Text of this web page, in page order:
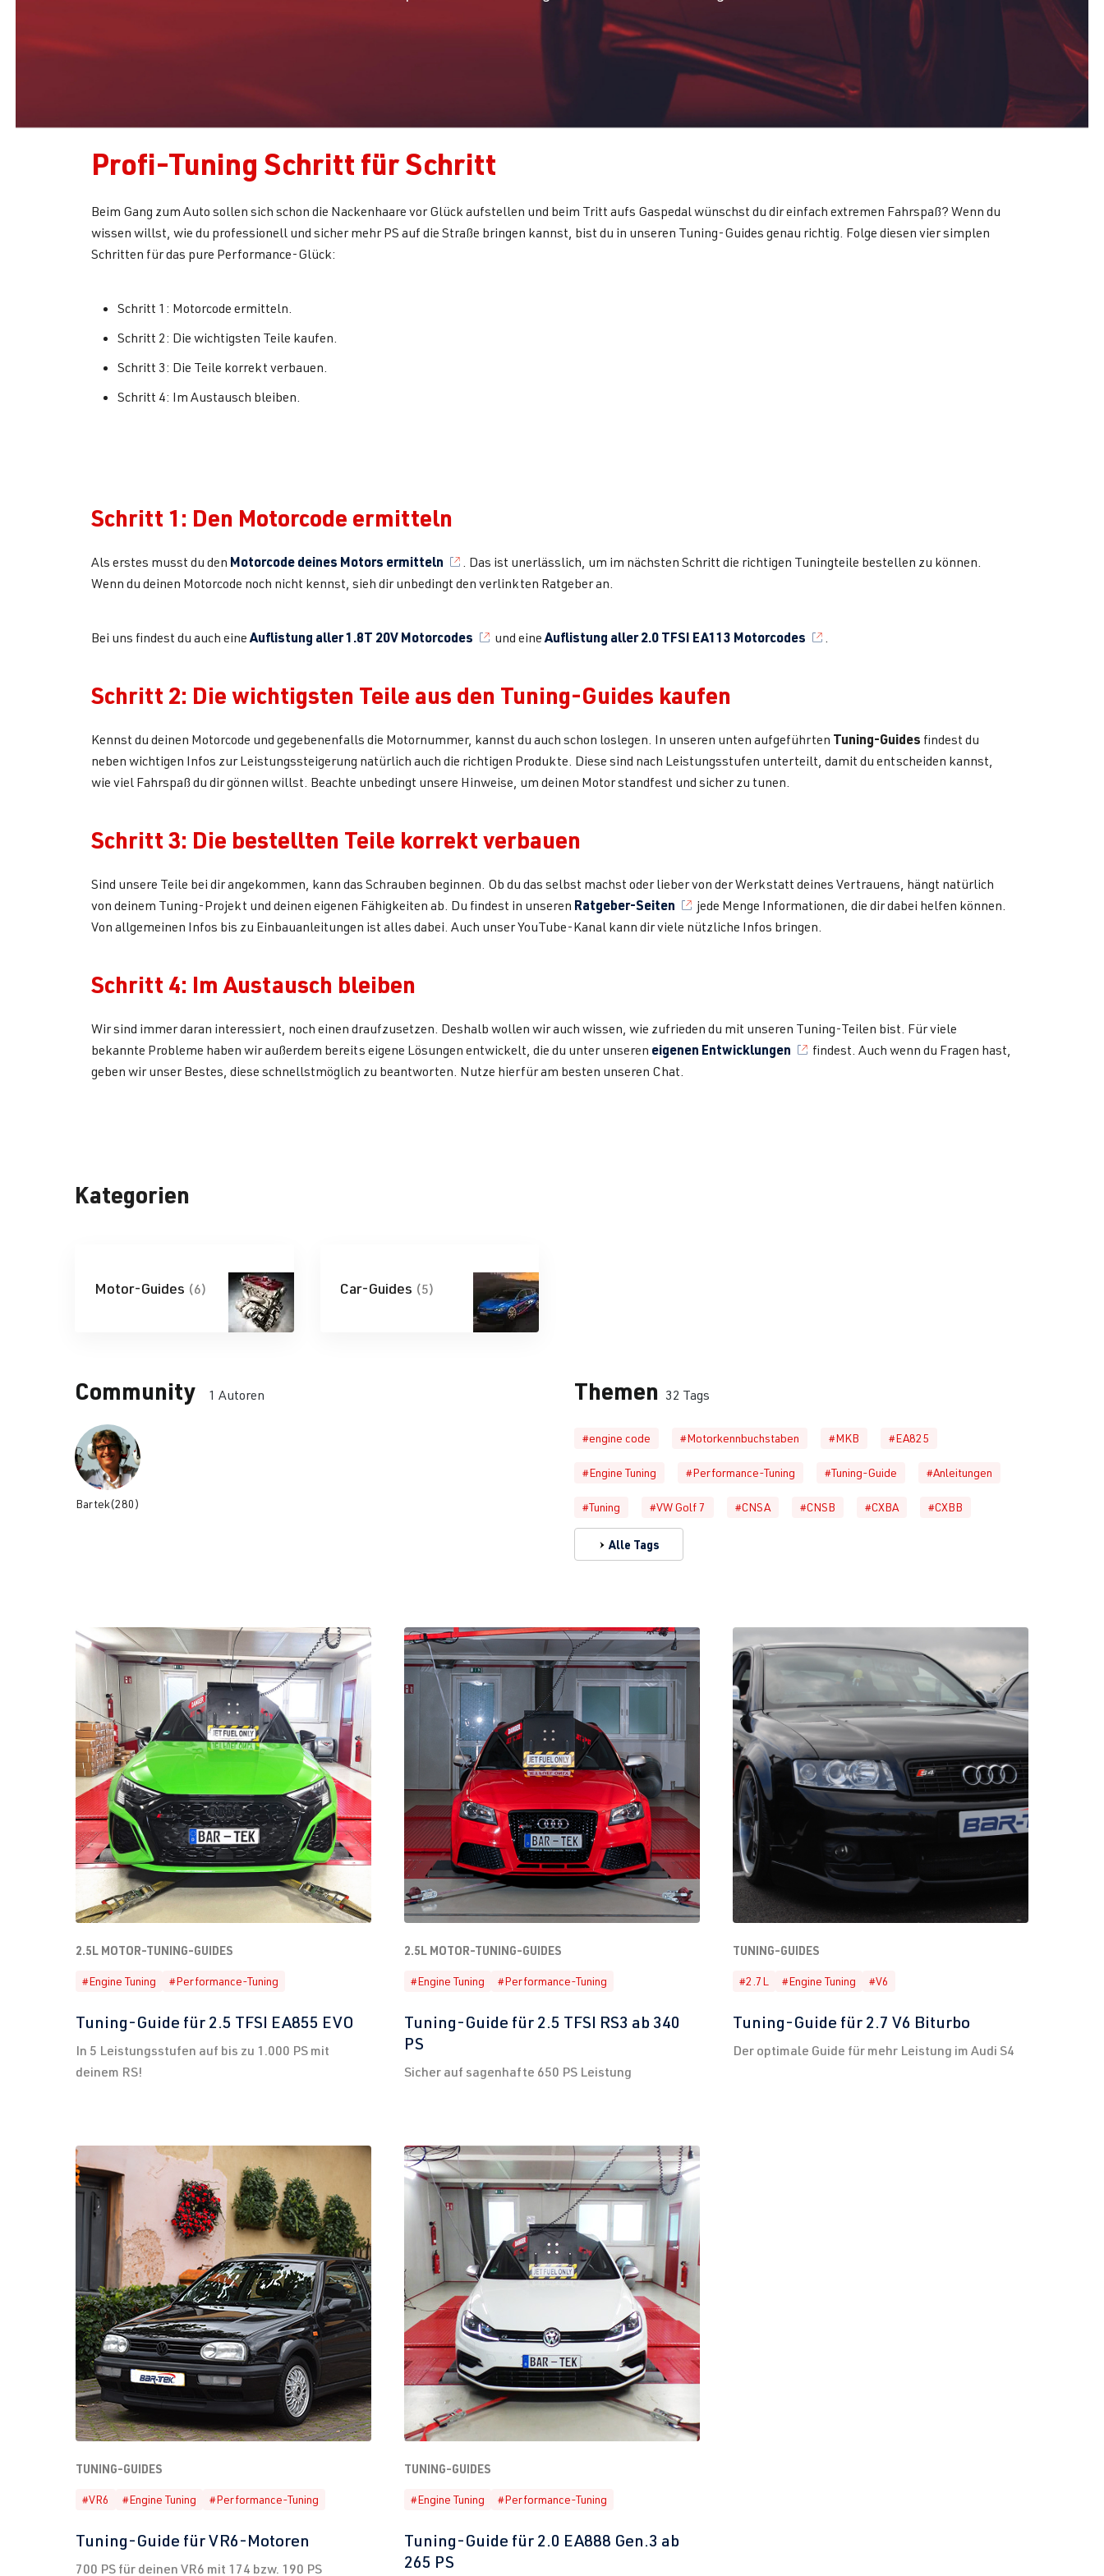
Profi-Tuning Schritt für Schritt
Beim Gang zum Auto sollen sich schon die Nackenhaare vor Glück aufstellen und beim Tritt aufs Gaspedal wünschst du dir einfach extremen Fahrspaß? Wenn du
wissen willst, wie du professionell und sicher mehr PS auf die Straße bringen kannst, bist du in unseren Tuning-Guides genau richtig. Folge diesen vier simplen
Schritten für das pure Performance-Glück:
Schritt 1: Motorcode ermitteln.
Schritt 2: Die wichtigsten Teile kaufen.
Schritt 3: Die Teile korrekt verbauen.
Schritt 4: Im Austausch bleiben.
Schritt 1: Den Motorcode ermitteln
Als erstes musst du den Motorcode deines Motors ermitteln
. Das ist unerlässlich, um im nächsten Schritt die richtigen Tuningteile bestellen zu können.
Wenn du deinen Motorcode noch nicht kennst, sieh dir unbedingt den verlinkten Ratgeber an.
Bei uns findest du auch eineAuflistung aller 1.8T 20V Motorcodes und eineAuflistung aller 2.0 TFSI EA113 Motorcodes .
Schritt 2: Die wichtigsten Teile aus den Tuning-Guides kaufen
Kennst du deinen Motorcode und gegebenenfalls die Motornummer, kannst du auch schon loslegen. In unseren unten aufgeführten Tuning-Guides findest du
neben wichtigen Infos zur Leistungssteigerung natürlich auch die richtigen Produkte. Diese sind nach Leistungsstufen unterteilt, damit du entscheiden kannst,
wie viel Fahrspaß du dir gönnen willst. Beachte unbedingt unsere Hinweise, um deinen Motor standfest und sicher zu tunen.
Schritt 3: Die bestellten Teile korrekt verbauen
Sind unsere Teile bei dir angekommen, kann das Schrauben beginnen. Ob du das selbst machst oder lieber von der Werkstatt deines Vertrauens, hängt natürlich
von deinem Tuning-Projekt und deinen eigenen Fähigkeiten ab. Du findest in unseren Ratgeber-Seiten
jede Menge Informationen, die dir dabei helfen können.
Von allgemeinen Infos bis zu Einbauanleitungen ist alles dabei. Auch unser YouTube-Kanal kann dir viele nützliche Infos bringen.
Schritt 4: Im Austausch bleiben
Wir sind immer daran interessiert, noch einen draufzusetzen. Deshalb wollen wir auch wissen, wie zufrieden du mit unseren Tuning-Teilen bist. Für viele
bekannte Probleme haben wir außerdem bereits eigene Lösungen entwickelt, die du unter unseren eigenen Entwicklungen
findest. Auch wenn du Fragen hast,
geben wir unser Bestes, diese schnellstmöglich zu beantworten. Nutze hierfür am besten unseren Chat.
Kategorien
Motor-Guides (6) Car-Guides (5)
Community 1 Autoren
Bartek(280)
Themen 32 Tags
#engine code #Motorkennbuchstaben #MKB #EA825
#Engine Tuning #Performance-Tuning #Tuning-Guide #Anleitungen
#Tuning #VW Golf 7 #CNSA #CNSB #CXBA #CXBB
Alle Tags
2.5L MOTOR-TUNING-GUIDES
#Engine Tuning #Performance-Tuning
Tuning-Guide für 2.5 TFSI EA855 EVO
In 5 Leistungsstufen auf bis zu 1.000 PS mit
deinem RS!
2.5L MOTOR-TUNING-GUIDES
#Engine Tuning #Performance-Tuning
Tuning-Guide für 2.5 TFSI RS3 ab 340
PS
Sicher auf sagenhafte 650 PS Leistung
TUNING-GUIDES
#2.7L #Engine Tuning #V6
Tuning-Guide für 2.7 V6 Biturbo
Der optimale Guide für mehr Leistung im Audi S4
TUNING-GUIDES
#VR6 #Engine Tuning #Performance-Tuning
Tuning-Guide für VR6-Motoren
700 PS für deinen VR6 mit 174 bzw. 190 PS
TUNING-GUIDES
#Engine Tuning #Performance-Tuning
Tuning-Guide für 2.0 EA888 Gen.3 ab
265 PS